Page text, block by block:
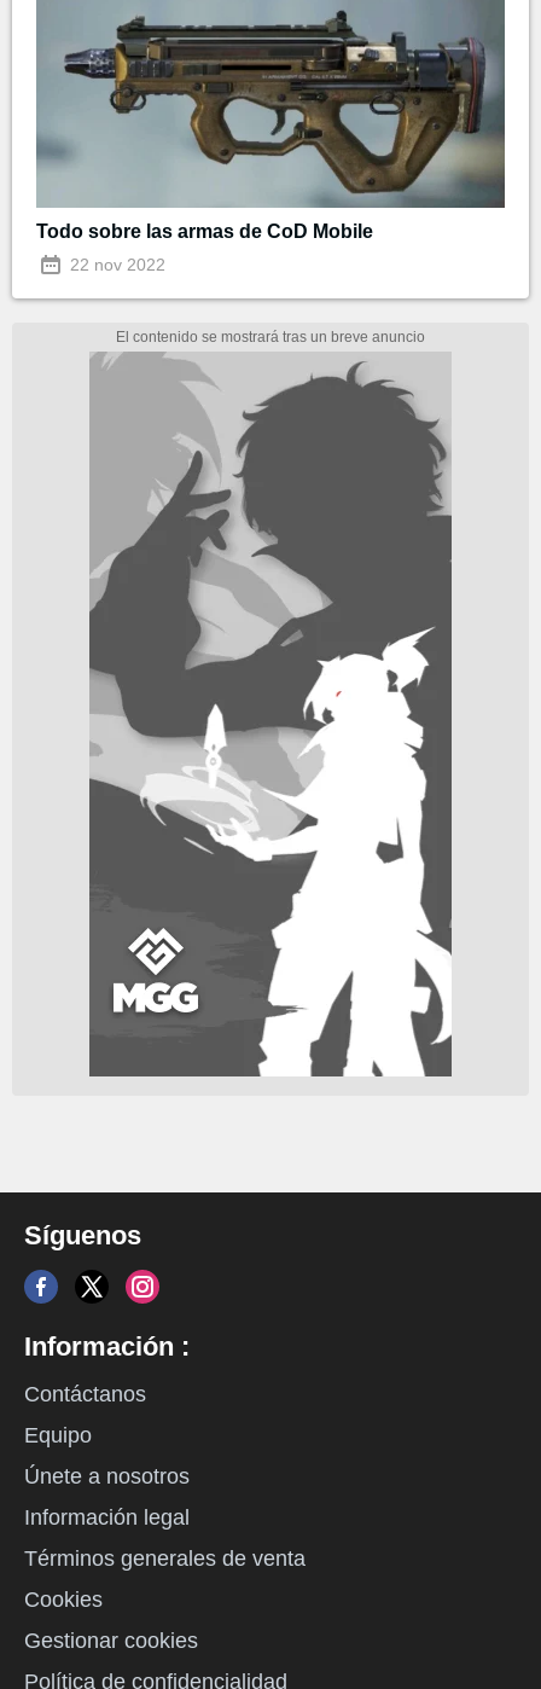
Todo sobre las armas de CoD Mobile
22 nov 2022
Síguenos
Información :
Contáctanos
Equipo
Únete a nosotros
Información legal
Términos generales de venta
Cookies
Gestionar cookies
Política de confidencialidad